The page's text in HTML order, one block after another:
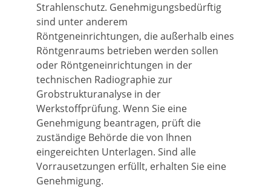
Strahlenschutz. Genehmigungsbedürftig
sind unter anderem
Röntgeneinrichtungen, die außerhalb eines
Röntgenraums betrieben werden sollen
oder Röntgeneinrichtungen in der
technischen Radiographie zur
Grobstrukturanalyse in der
Werkstoffprüfung. Wenn Sie eine
Genehmigung beantragen, prüft die
zuständige Behörde die von Ihnen
eingereichten Unterlagen. Sind alle
Vorrausetzungen erfüllt, erhalten Sie eine
Genehmigung.